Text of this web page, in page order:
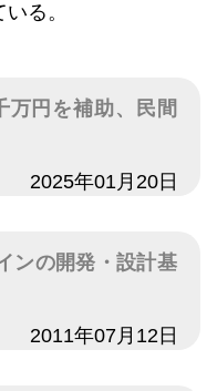
る。
万円を補助、民間
2025年01月20日
ンの開発・設計基
2011年07月12日